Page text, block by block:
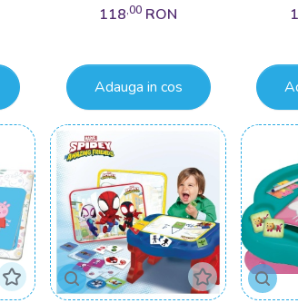
118,00 RON
Adauga in cos